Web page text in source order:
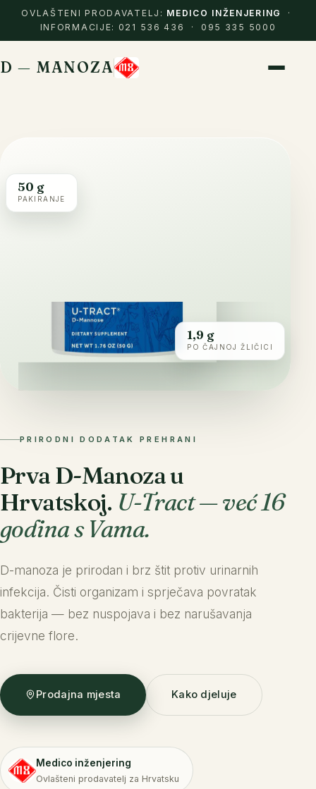
OVLAŠTENI PRODAVATELJ: MEDICO INŽENJERING
·
INFORMACIJE: 021 536 436 · 095 335 5000
D— MANOZA
PRIRODNI DODATAK PREHRANI
Prva D-Manoza u
Hrvatskoj. U-Tract — već 16
godina s Vama.
D-manoza je prirodan i brz štit protiv urinarnih
infekcija. Čisti organizam i sprječava povratak
bakterija — bez nuspojava i bez narušavanja
crijevne flore.
Prodajna mjesta Kako djeluje
Medico inženjering
Ovlašteni prodavatelj za Hrvatsku
50 g
PAKIRANJE
1,9 g
PO ČAJNOJ ŽLIČICI